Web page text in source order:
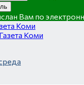
Вам по
Коми